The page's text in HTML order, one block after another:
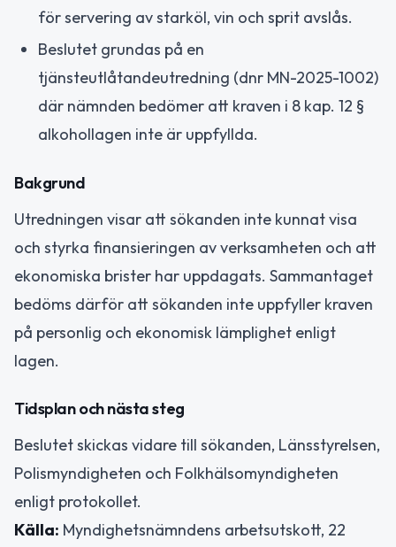
för servering av starköl, vin och sprit avslås.
Beslutet grundas på en
tjänsteutlåtandeutredning (dnr MN-2025-1002)
där nämnden bedömer att kraven i 8 kap. 12 §
alkohollagen inte är uppfyllda.
Bakgrund
Utredningen visar att sökanden inte kunnat visa
och styrka finansieringen av verksamheten och att
ekonomiska brister har uppdagats. Sammantaget
bedöms därför att sökanden inte uppfyller kraven
på personlig och ekonomisk lämplighet enligt
lagen.
Tidsplan och nästa steg
Beslutet skickas vidare till sökanden, Länsstyrelsen,
Polismyndigheten och Folkhälsomyndigheten
enligt protokollet.
Källa: Myndighetsnämndens arbetsutskott, 22